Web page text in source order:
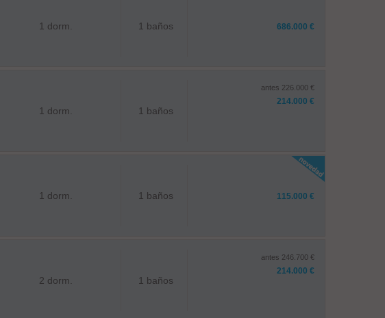
1 dorm. 1 baños 686.000 €
1 dorm. 1 baños
antes 226.000 €
214.000 €
1 dorm. 1 baños 115.000 €
2 dorm. 1 baños
antes 246.700 €
214.000 €